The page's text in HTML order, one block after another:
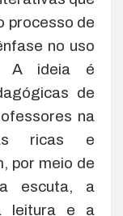
processo de
no uso
A ideia é
de
na
ricas e
por meio de
escuta, a
leitura e a